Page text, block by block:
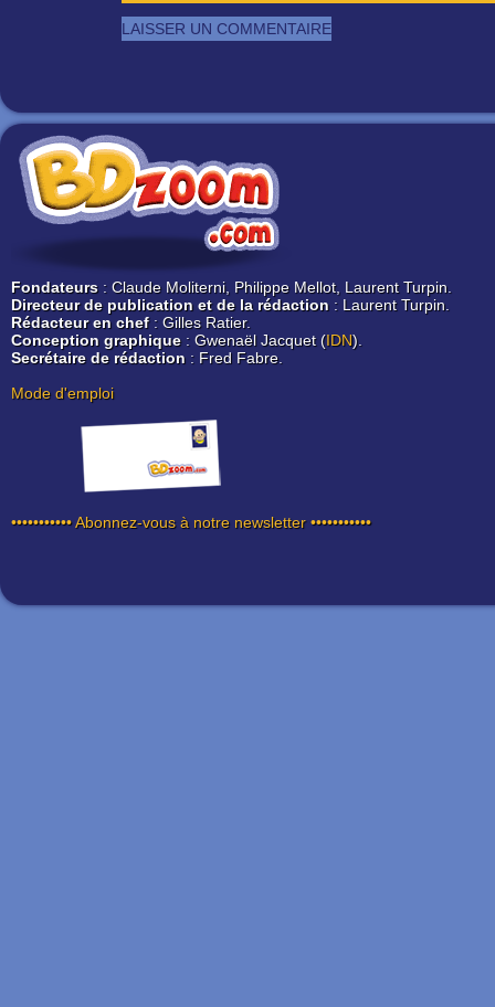
Fondateurs : Claude Moliterni, Philippe Mellot, Laurent Turpin.
Directeur de publication et de la rédaction : Laurent Turpin.
Rédacteur en chef: Gilles Ratier.
Conception graphique: Gwenaël Jacquet (IDN).
Secrétaire de rédaction : Fred Fabre.
Mode d'emploi
••••••••••• Abonnez-vous à notre newsletter •••••••••••